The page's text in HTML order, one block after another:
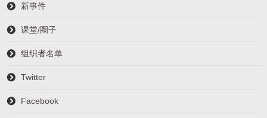
新事件
课堂/圈子
组织者名单
Twitter
Facebook